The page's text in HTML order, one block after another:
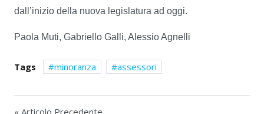
dall’inizio della nuova legislatura ad oggi.
Paola Muti, Gabriello Galli, Alessio Agnelli
Tags minoranza assessori